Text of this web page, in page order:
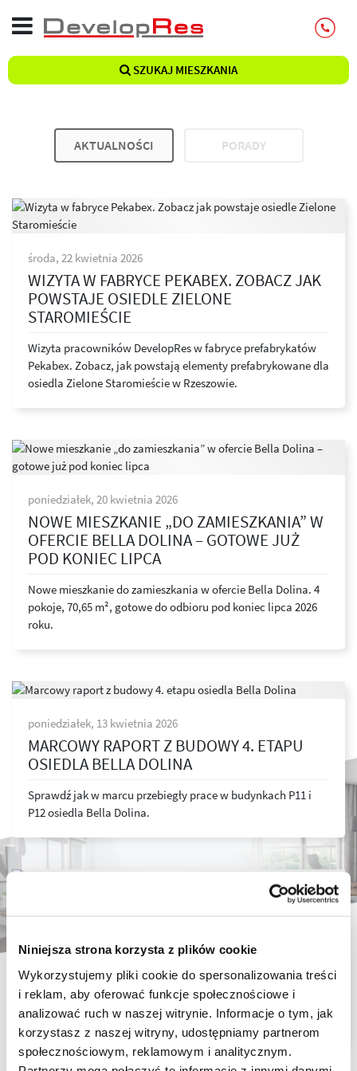
Niniejsza strona korzysta z plików cookie
Wykorzystujemy pliki cookie do spersonalizowania treści
i reklam, aby oferować funkcje społecznościowe i
analizować ruch w naszej witrynie. Informacje o tym, jak
korzystasz z naszej witryny, udostępniamy partnerom
społecznościowym, reklamowym i analitycznym.
SZUKAJ MIESZKANIA
AKTUALNOŚCI PORADY
środa, 22 kwietnia 2026
WIZYTA W FABRYCE PEKABEX. ZOBACZ JAK
POWSTAJE OSIEDLE ZIELONE
STAROMIEŚCIE
Wizyta pracowników DevelopRes w fabryce prefabrykatów
Pekabex. Zobacz, jak powstają elementy prefabrykowane dla
osiedla Zielone Staromieście w Rzeszowie.
poniedziałek, 20 kwietnia 2026
NOWE MIESZKANIE „DO ZAMIESZKANIA” W
OFERCIE BELLA DOLINA – GOTOWE JUŻ
POD KONIEC LIPCA
Nowe mieszkanie do zamieszkania w ofercie Bella Dolina. 4
pokoje, 70,65 m², gotowe do odbioru pod koniec lipca 2026
roku.
poniedziałek, 13 kwietnia 2026
MARCOWY RAPORT Z BUDOWY 4. ETAPU
OSIEDLA BELLA DOLINA
Sprawdź jak w marcu przebiegły prace w budynkach P11 i
P12 osiedla Bella Dolina.
ROZPOCZĘTO BUDOWĘ 2. ETAPU OSIEDLA
LEŚNA WOLA W GŁOGOWIE MAŁOPOLSKIM
Trwa budowa 2. etapu inwestcyji Leśna Wola. Nowe domy w
Głogowie Małopolskim dostępne w sprzedaży już wkrótce.